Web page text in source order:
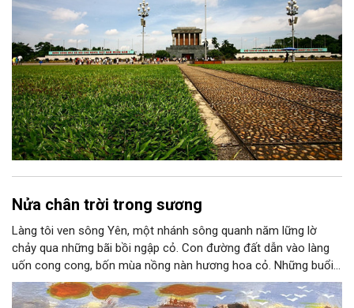
Nửa chân trời trong sương
Làng tôi ven sông Yên, một nhánh sông quanh năm lững lờ
chảy qua những bãi bồi ngập cỏ. Con đường đất dẫn vào làng
uốn cong cong, bốn mùa nồng nàn hương hoa cỏ. Những buổi
hoàng hôn, khi nắng đã dịu xuống phía cuối sông, đám hoa tím
lại thẫm màu như có ai vừa rắc lên một lớp khói.